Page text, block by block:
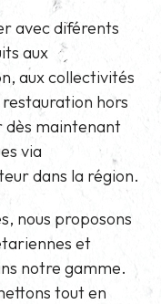
avec diférents
aux
aux collectivités
hors
dès maintenant
via
dans la région.
nous proposons
et
notre gamme.
tout en